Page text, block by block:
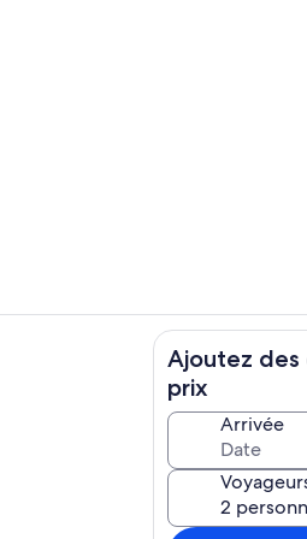
palier du premier étage
Ajoutez des
prix
Arrivée